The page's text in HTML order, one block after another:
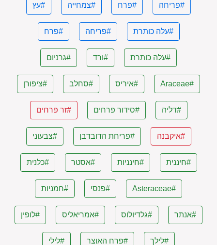
#פריחה #פרח #צמחייה #עץ
#עלה כותרת #פריחה #פרח
#עלה כותרת #ורד #גרניום
#Araceae #איריס #סחלב #ציפורן
#דליה #סידור פרחים #זר פרחים
#איקבנה #פריחת הדובדבן #צבעוני
#חיננית #חינניות #אסטר #כלנית
#Asteraceae #פנסי #חמניות
#אנתר #גלדיולוס #אמריאליס #לופין
#לילך #פרח האוצר #לילי